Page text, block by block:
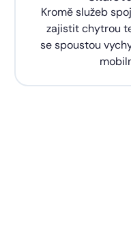
Kromě služeb
zajistit chytrou
se spoustou